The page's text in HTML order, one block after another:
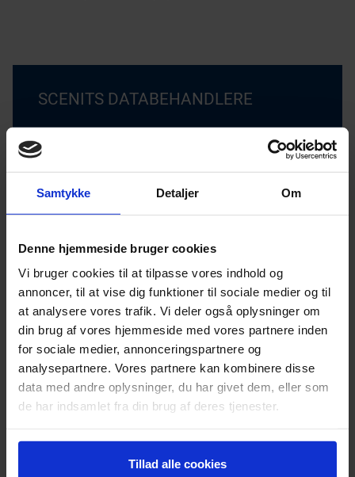
Samtykke Detaljer Om
Denne hjemmeside bruger cookies
Vi bruger cookies til at tilpasse vores indhold og
annoncer, til at vise dig funktioner til sociale medier og til
at analysere vores trafik. Vi deler også oplysninger om
din brug af vores hjemmeside med vores partnere inden
for sociale medier, annonceringspartnere og
analysepartnere. Vores partnere kan kombinere disse
data med andre oplysninger, du har givet dem, eller som
de har indsamlet fra din brug af deres tjenester.
Tillad alle cookies
SCENITS DATABEHANDLERE
Teaterbilletters app- og webudvikler
Signifly
Teaterbilletters billetoperatør
Back-up og IT-support Simple Solution
Teaterguiden.online webudviklerAbtion
Hvis Scenit indgår aftale med en ny fast
databehandler, vil dette blive meldt ud til vores
brugere i
TerebaNyt